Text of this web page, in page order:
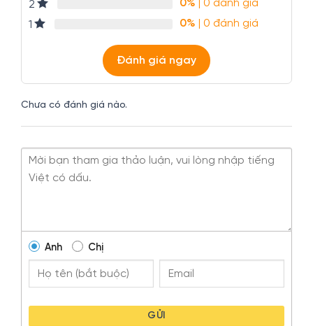
2 0% | 0 đánh giá
1
0% | 0 đánh giá
Đánh giá ngay
Chưa có đánh giá nào.
Anh Chị
GỬI